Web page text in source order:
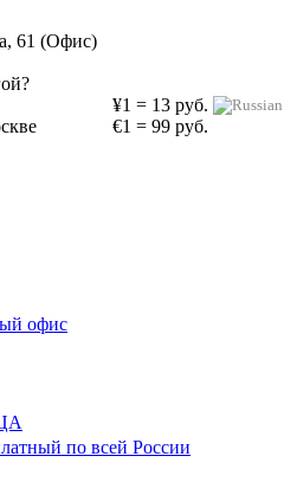
61 (Офис)
¥1 = 13 руб.
€1 = 99 руб.
офис
по всей России